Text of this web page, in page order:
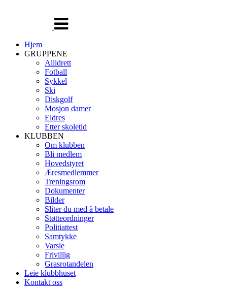
navigasjon
Hjem
GRUPPENE
Allidrett
Fotball
Sykkel
Ski
Diskgolf
Mosjon damer
Eldres
Etter skoletid
KLUBBEN
Om klubben
Bli medlem
Hovedstyret
Æresmedlemmer
Treningsrom
Dokumenter
Bilder
Sliter du med å betale
Støtteordninger
Politiattest
Samtykke
Varsle
Frivillig
Grasrotandelen
Leie klubbhuset
Kontakt oss